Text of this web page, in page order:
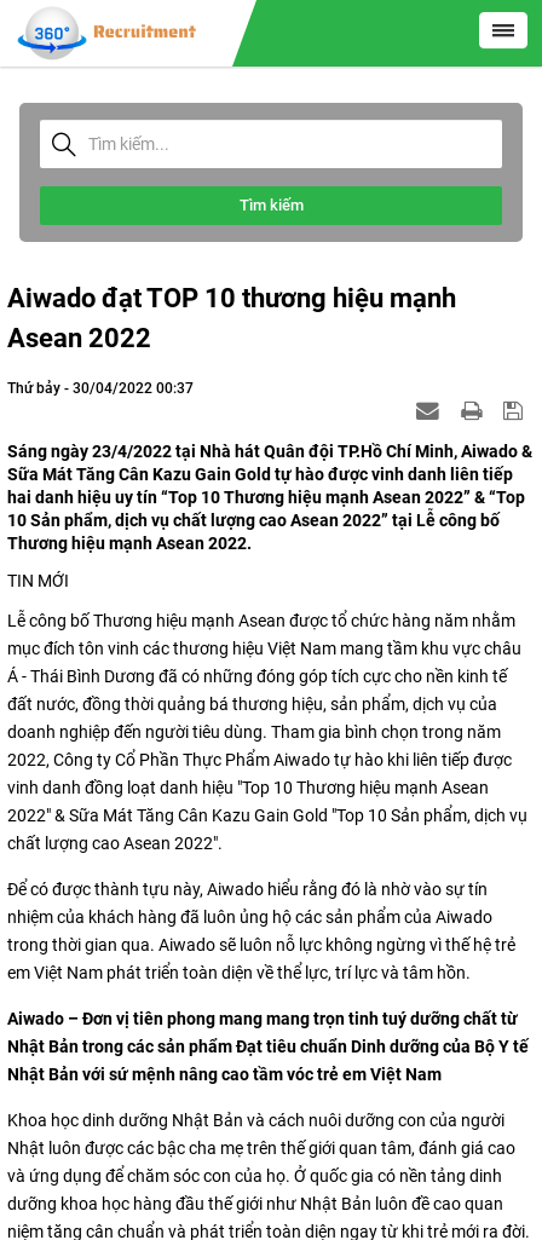
Tìm kiếm
Aiwado đạt TOP 10 thương hiệu mạnh
Asean 2022
Thứ bảy - 30/04/2022 00:37
Sáng ngày 23/4/2022 tại Nhà hát Quân đội TP.Hồ Chí Minh, Aiwado &
Sữa Mát Tăng Cân Kazu Gain Gold tự hào được vinh danh liên tiếp
hai danh hiệu uy tín “Top 10 Thương hiệu mạnh Asean 2022” & “Top
10 Sản phẩm, dịch vụ chất lượng cao Asean 2022” tại Lễ công bố
Thương hiệu mạnh Asean 2022.
TIN MỚI
Lễ công bố Thương hiệu mạnh Asean được tổ chức hàng năm nhằm
mục đích tôn vinh các thương hiệu Việt Nam mang tầm khu vực châu
Á - Thái Bình Dương đã có những đóng góp tích cực cho nền kinh tế
đất nước, đồng thời quảng bá thương hiệu, sản phẩm, dịch vụ của
doanh nghiệp đến người tiêu dùng. Tham gia bình chọn trong năm
2022, Công ty Cổ Phần Thực Phẩm Aiwado tự hào khi liên tiếp được
vinh danh đồng loạt danh hiệu "Top 10 Thương hiệu mạnh Asean
2022" & Sữa Mát Tăng Cân Kazu Gain Gold "Top 10 Sản phẩm, dịch vụ
chất lượng cao Asean 2022".
Để có được thành tựu này, Aiwado hiểu rằng đó là nhờ vào sự tín
nhiệm của khách hàng đã luôn ủng hộ các sản phẩm của Aiwado
trong thời gian qua. Aiwado sẽ luôn nỗ lực không ngừng vì thế hệ trẻ
em Việt Nam phát triển toàn diện về thể lực, trí lực và tâm hồn.
Aiwado – Đơn vị tiên phong mang mang trọn tinh tuý dưỡng chất từ
Nhật Bản trong các sản phẩm Đạt tiêu chuẩn Dinh dưỡng của Bộ Y tế
Nhật Bản với sứ mệnh nâng cao tầm vóc trẻ em Việt Nam
Khoa học dinh dưỡng Nhật Bản và cách nuôi dưỡng con của người
Nhật luôn được các bậc cha mẹ trên thế giới quan tâm, đánh giá cao
và ứng dụng để chăm sóc con của họ. Ở quốc gia có nền tảng dinh
dưỡng khoa học hàng đầu thế giới như Nhật Bản luôn đề cao quan
niệm tăng cân chuẩn và phát triển toàn diện ngay từ khi trẻ mới ra đời.